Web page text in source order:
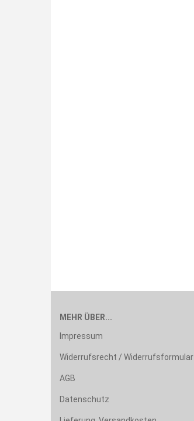
MEHR ÜBER...
Impressum
Widerrufsrecht / Widerrufsformular
AGB
Datenschutz